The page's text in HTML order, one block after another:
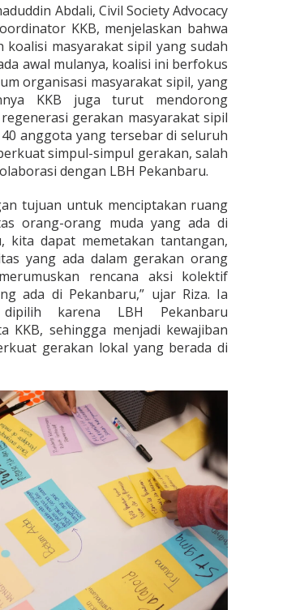
Abdali, Civil Society Advocacy
KKB, menjelaskan bahwa
koalisi masyarakat sipil yang sudah
awal mulanya, koalisi ini berfokus
organisasi masyarakat sipil, yang
KKB juga turut mendorong
gerakan masyarakat sipil
anggota yang tersebar di seluruh
simpul-simpul gerakan, salah
dengan LBH Pekanbaru.
tujuan untuk menciptakan ruang
orang-orang muda yang ada di
kita dapat memetakan tantangan,
yang ada dalam gerakan orang
rencana aksi kolektif
ada di Pekanbaru,” ujar Riza. Ia
dipilih karena LBH Pekanbaru
KKB, sehingga menjadi kewajiban
gerakan lokal yang berada di